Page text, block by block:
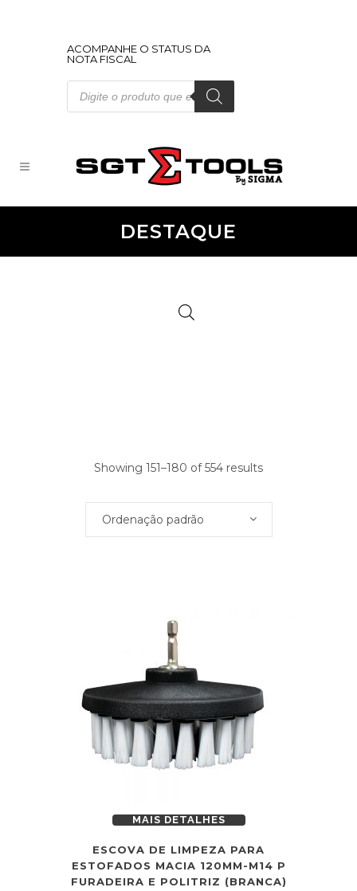
ACOMPANHE O STATUS DA
NOTA FISCAL
Pesquisar
produtos
DESTAQUE
Showing 151–180 of 554 results
Ordenação padrão
MAIS DETALHES
ESCOVA DE LIMPEZA PARA
ESTOFADOS MACIA 120MM-M14 P
FURADEIRA E POLITRIZ (BRANCA)